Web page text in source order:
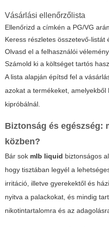
Vásárlási ellenőrzőlista
Ellenőrizd a címkén a PG/VG
Keress részletes összetevő-listát
Olvasd el a felhasználói
Számold ki a költséget tartós
A lista alapján építsd fel a
azokat a termékeket,
kipróbálnál.
Biztonság és egészség:
közben?
Bár sok mlb liquid biztonságos
hogy tisztában legyél a
irritáció, illetve gyerekektől és
nyitva a palackokat, és mindig
nikotintartalomra és az